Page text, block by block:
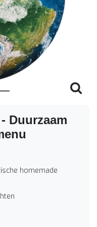
Duurzaam
homemade